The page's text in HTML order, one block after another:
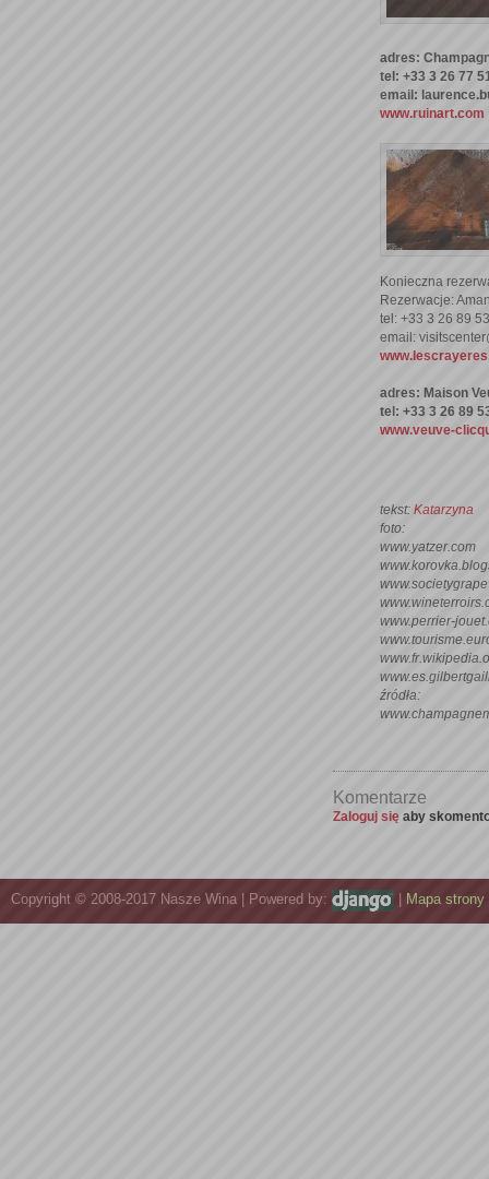
adres:
tel: +33 3 26 77
email:
www.ruinart.com
Konieczna
Rezerwacje:
tel: +33 3 26 89
email:
adres: Maison
tel: +33 3 26 89
www.veuve-
tekst: Katarzyna
foto:
www.yatzer.com
www.perrier-
źródła:
Komentarze
Zaloguj się aby
Copyright © 2008-2017 Nasze Wina | Powered by: Mapa strony